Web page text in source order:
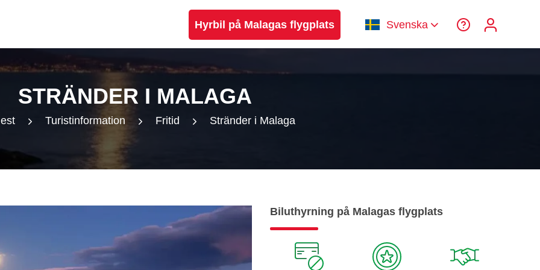
Hyrbil på Malagas flygplats Svenska
STRÄNDER I MALAGA
Turistinformation Fritid Stränder i Malaga
Biluthyrning på Malagas flygplats